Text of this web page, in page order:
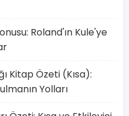
Roland'ın Kule'ye
Kitap Özeti (Kısa):
Yolları